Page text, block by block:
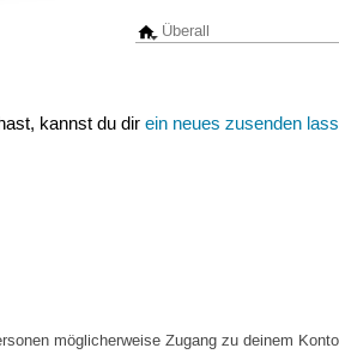
kannst du direin neues zusenden
möglicherweise Zugang zu deinem